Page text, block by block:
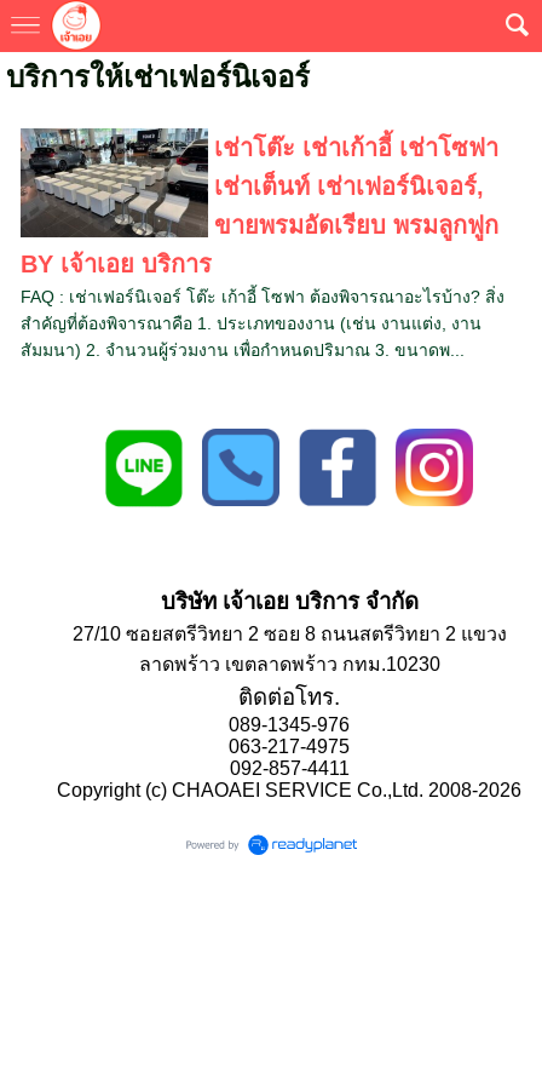
บริการให้เช่าเฟอร์นิเจอร์
เช่าโต๊ะ เช่าเก้าอี้ เช่าโซฟา
เช่าเต็นท์ เช่าเฟอร์นิเจอร์,
ขายพรมอัดเรียบ พรมลูกฟูก
BY เจ้าเอย บริการ
FAQ : เช่าเฟอร์นิเจอร์ โต๊ะ เก้าอี้ โซฟา ต้องพิจารณาอะไรบ้าง? สิ่ง
สำคัญที่ต้องพิจารณาคือ 1. ประเภทของงาน (เช่น งานแต่ง, งาน
สัมมนา) 2. จำนวนผู้ร่วมงาน เพื่อกำหนดปริมาณ 3. ขนาดพ...
บริษัท เจ้าเอย บริการ จำกัด
27/10 ซอยสตรีวิทยา 2 ซอย 8 ถนนสตรีวิทยา 2 แขวง
ลาดพร้าว เขตลาดพร้าว กทม.10230
ติดต่อโทร.
089-1345-976
063-217-4975
092-857-4411
Copyright (c) CHAOAEI SERVICE Co.,Ltd. 2008-2026